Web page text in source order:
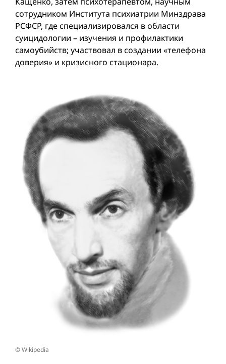
сотрудником Института психиатрии Минздрава
РСФСР, где специализировался в области
суицидологии – изучения и профилактики
самоубийств; участвовал в создании «телефона
доверия» и кризисного стационара.
© Wikipedia